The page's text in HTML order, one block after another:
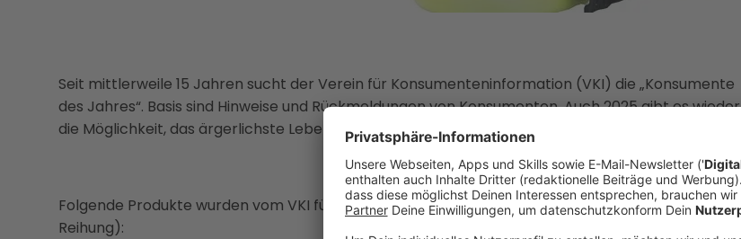
Seit mittlerweile 15 Jahren sucht der Verein für Konsumenteninformation (VKI) die „Konsumente
des Jahres“. Basis sind Hinweise und Rückmeldungen von Konsumenten. Auch 2025 gibt es wieder
die Möglichkeit, das ärgerlichste Lebensmittel des Jahres zu küren. Abstimmen könnt ihr
Folgende Produkte wurden vom VKI für die KONSUM-Ente 2025 nominiert (in alphabetischer
Reihung):